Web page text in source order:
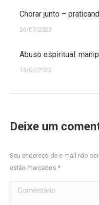
Chorar junto –
26/07/2023
Abuso espiritual:
15/07/2023
Deixe um
Seu endereço de e-mail não
estão marcados *
Comentário